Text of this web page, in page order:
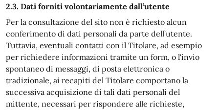
2.3. Dati forniti volontariamente dall’utente
Per la consultazione del sito non è richiesto alcun
conferimento di dati personali da parte dell’utente.
Tuttavia, eventuali contatti con il Titolare, ad esempio
per richiedere informazioni tramite un form, o l'invio
spontaneo di messaggi, di posta elettronica o
tradizionale, ai recapiti del Titolare comportano la
successiva acquisizione di tali dati personali del
mittente, necessari per rispondere alle richieste,